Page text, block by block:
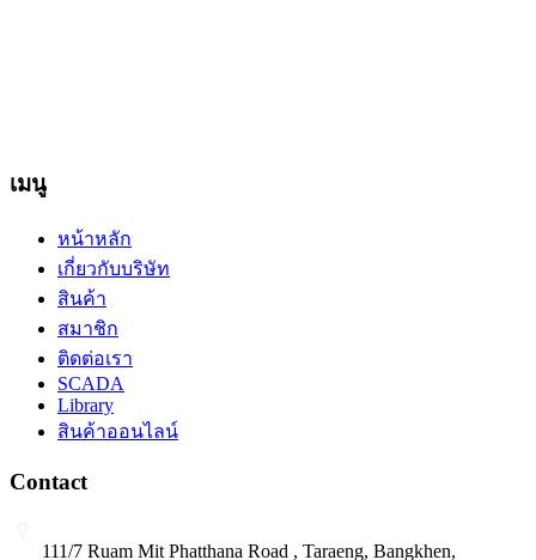
เมนู
หน้าหลัก
เกี่ยวกับบริษัท
สินค้า
สมาชิก
ติดต่อเรา
SCADA
Library
สินค้าออนไลน์
Contact
111/7 Ruam Mit Phatthana Road , Taraeng, Bangkhen,